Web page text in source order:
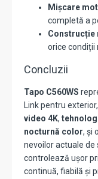
Mișcare
completă a
Construcție
orice condiții
Concluzii
Tapo C560WS
Link pentru
video 4K,
nocturnă color, și
nevoilor actuale de
controlează ușor
continuă, fiabilă și